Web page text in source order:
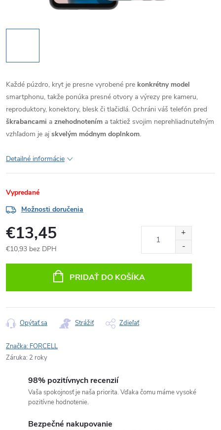
Každé púzdro, kryt je presne vyrobené pre konkrétny model
smartphonu, takže ponúka presné otvory a výrezy pre kameru,
reproduktory, konektory, blesk či tlačidlá. Ochráni váš telefón pred
škrabancami a znehodnotením a taktiež svojim neprehliadnuteľným
vzhľadom je aj skvelým módnym doplnkom.
Detailné informácie
Vypredané
Možnosti doručenia
€13,45
€10,93 bez DPH
PRIDAŤ DO KOŠÍKA
Opýtať sa Strážiť Zdieľať
Značka: FORCELL
Záruka: 2 roky
98% pozitívnych recenzií
Vaša spokojnosť je naša priorita. Vďaka čomu máme vysoké
pozitívne hodnotenie.
Bezpečné nakupovanie